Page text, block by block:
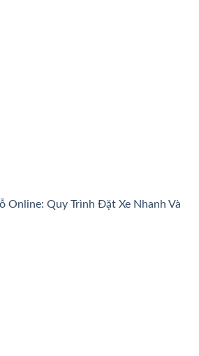
Online: Quy Trình Đặt Xe Nhanh Và